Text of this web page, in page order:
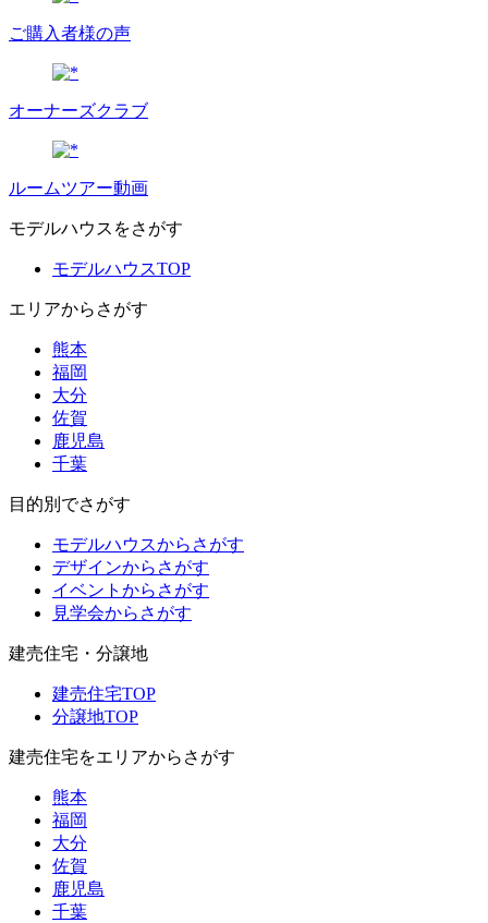
ご購入者様の声
オーナーズクラブ
ルームツアー動画
モデルハウスをさがす
モデルハウスTOP
エリアからさがす
熊本
福岡
大分
佐賀
鹿児島
千葉
目的別でさがす
モデルハウスからさがす
デザインからさがす
イベントからさがす
見学会からさがす
建売住宅・分譲地
建売住宅TOP
分譲地TOP
建売住宅をエリアからさがす
熊本
福岡
大分
佐賀
鹿児島
千葉